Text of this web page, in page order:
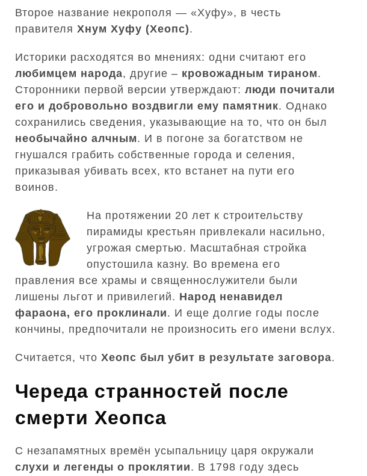
Второе название некрополя — «Хуфу», в честь
правителя Хнум Хуфу (Хеопс).
Историки расходятся во мнениях: одни считают его
любимцем народа, другие – кровожадным тираном.
Сторонники первой версии утверждают: люди почитали
его и добровольно воздвигли ему памятник. Однако
сохранились сведения, указывающие на то, что он был
необычайно алчным. И в погоне за богатством не
гнушался грабить собственные города и селения,
приказывая убивать всех, кто встанет на пути его
воинов.
На протяжении 20 лет к строительству
пирамиды крестьян привлекали насильно,
угрожая смертью. Масштабная стройка
опустошила казну. Во времена его
правления все храмы и священнослужители были
лишены льгот и привилегий. Народ ненавидел
фараона, его проклинали. И еще долгие годы после
кончины, предпочитали не произносить его имени вслух.
Считается, что Хеопс был убит в результате заговора.
Череда странностей после
смерти Хеопса
С незапамятных времён усыпальницу царя окружали
слухи и легенды о проклятии. В 1798 году здесь